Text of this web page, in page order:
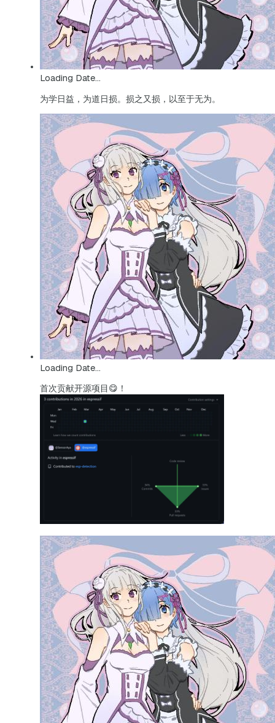
Loading Date...
为学日益，为道日损。损之又损，以至于无为。
Loading Date...
首次贡献开源项目😋！